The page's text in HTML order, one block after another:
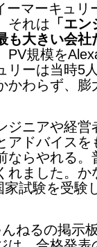
マーキュリ
それは 「エ
も大きい会社
PV規模を
リーは当時5
かわらず、膨
ジニアや経営
アドバイスを
ならやれる。
れました。か
家試験を受験
ねるの掲示